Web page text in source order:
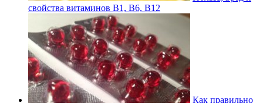
свойства витаминов В1, В6, В12
Как правильно